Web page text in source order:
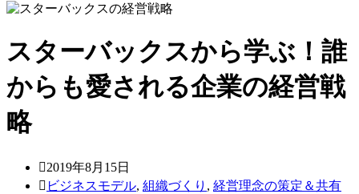
スターバックスから学ぶ！誰
からも愛される企業の経営戦
略
2019年8月15日
ビジネスモデル, 組織づくり , 経営理念の策定＆共有